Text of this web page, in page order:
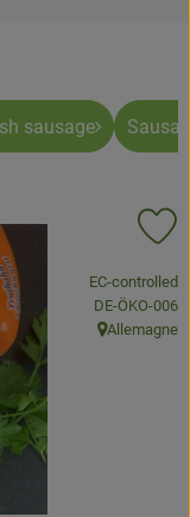
sausage
, association:
EC-controlled
, certification
DE-ÖKO-006
, origin:
Allemagne